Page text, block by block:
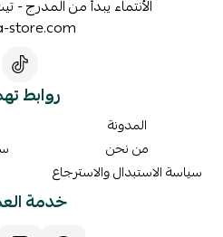
الأنتماء يبدأ من المدرج -
store.com
روابط
المدونة
من نحن
سياسة الاستبدال والاسترجاع
خدمة